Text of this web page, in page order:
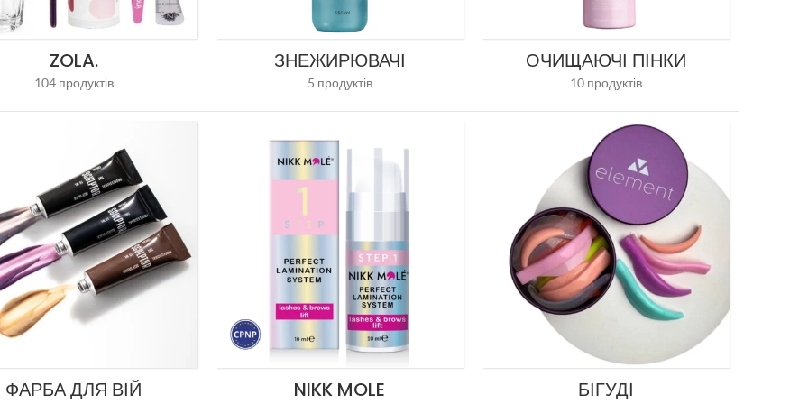
ZOLA.
104 продуктів
ЗНЕЖИРЮВАЧІ
5 продуктів
ОЧИЩАЮЧІ ПІНКИ
10 продуктів
ФАРБА ДЛЯ ВІЙ NIKK MOLE БІГУДІ